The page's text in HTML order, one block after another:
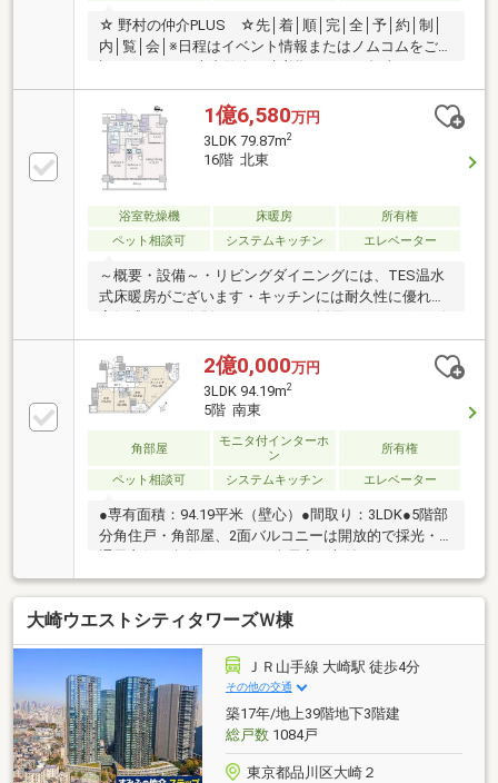
☆ 野村の仲介PLUS ☆先│着│順│完│全│予│約│制│
内│覧│会│※日程はイベント情報またはノムコムをご確
タクトが取れたお客様から順にご案内させていただき
ます。ご成約(予定含む)の際はご容赦下さい～おすす
めポイント～・トランクルーム、ウォークインクロー
ゼットをはじめ豊富な収納スペース・天然御影石のカ
ウンタートップ（キッチン、洗面化粧台、トイレ手洗
いカウンター）
1億6,580万円
3LDK 79.87m2
16階 北東
浴室乾燥機 床暖房
所有権
ペット相談可
システムキッチン エレベーター
～概要・設備～・リビングダイニングには、TES温水
式床暖房がございます・キッチンには耐久性に優れた
ー、食器洗い乾燥機など充実したキッチン設備・浴室
にはミストサウナ機能付ガス浴室暖房乾燥機「ミステ
ィ」を採用・トイレは手洗いカウンターもあり、節水
機能付きのタンクレストイレ・省エネタイプの高効率
させる防音フードを採用・サッシは遮音性を高める遮
音等級T-3を採用・ペット飼育可能（飼育細則による制
限あり）
2億0,000万円
3LDK 94.19m2
5階 南東
角部屋
モニタ付インターホ
ン
所有権
ペット相談可 システムキッチン エレベーター
●専有面積：94.19平米（壁心）●間取り：3LDK●5階部
分角住戸・角部屋、2面バルコニーは開放的で採光・
浴室はゆとりのある1620サイズ、一日の疲れをゆっく
りと癒せます●ペット2匹まで飼育可(細則あり)大切な
家族と一緒に暮らすことができます。●充実の共用施
設コンシェルジュデスク・オーナーズラウンジ、ミー
ティングルーム、ガーデンビューライブラリー●充実
のセキュリティ24時間有人警備/ダブルオートロック/
エレベーター内防犯カメラ 等で安全な暮らしを守りま
す。
大崎ウエストシティタワーズＷ棟
ＪＲ山手線 大崎駅 徒歩4分
その他の交通
築17年/地上39階地下3階建
総戸数1084戸
東京都品川区大崎２